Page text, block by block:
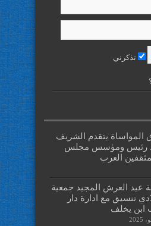
تذكرني
المواساة يتقدم الشريف
رئيس ومؤسس مجلس
العرب
عيد العرش المجيد جمعية
تنسيق مع ادارة دار
ابن يخلف